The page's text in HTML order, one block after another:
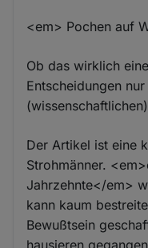
<em> Pochen auf
Ob das wirklich
Entscheidungen
Der Artikel ist eine
Strohmänner.
Jahrzehnte</em>
kann kaum
Bewußtsein
hausieren